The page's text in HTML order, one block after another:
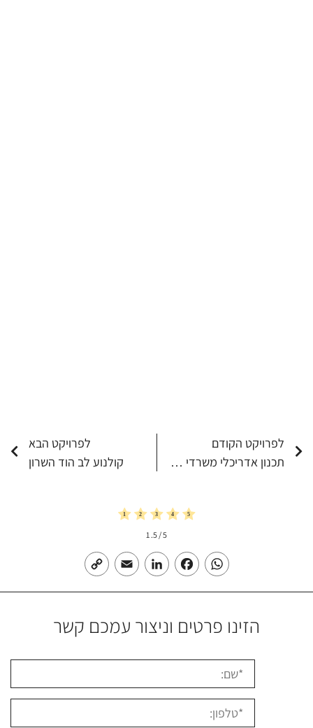
לפרויקט הקודם
תכנון אדריכלי משרדי של חברת Visionmap
לפרויקט הבא
קולנוע לב הוד השרון
5
/ 5.
1
WhatsApp
Facebook
LinkedIn
Email
הזינו פרטים וניצור עמכם קשר